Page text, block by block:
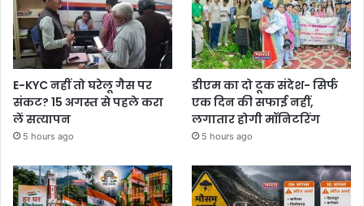
E-KYC नहीं तो घरेलू गैस पर
संकट? 15 अगस्त से पहले करा
लें सत्यापन
5 hours ago
डीएम का दो टूक संदेश- सिर्फ
एक दिन की सफाई नहीं,
लगातार होगी मॉनिटरिंग
5 hours ago